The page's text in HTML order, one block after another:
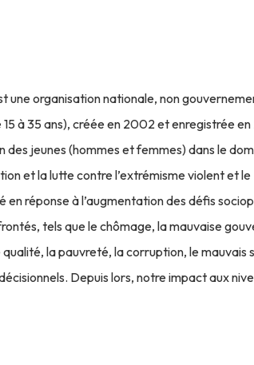
une organisation nationale, non
à 35 ans), créée en 2002 et enregistrée
jeunes (hommes et femmes) dans le
et la lutte contre l’extrémisme violent et le
réponse à l’augmentation des défis
tels que le chômage, la mauvaise
la pauvreté, la corruption, le mauvais
Depuis lors, notre impact aux